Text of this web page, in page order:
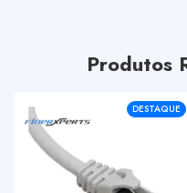
Produtos
DESTAQUE